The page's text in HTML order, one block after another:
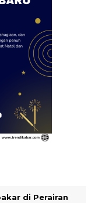
di Perairan